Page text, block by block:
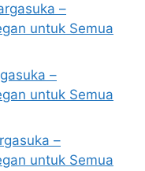
–
untuk Semua
–
untuk Semua
–
untuk Semua